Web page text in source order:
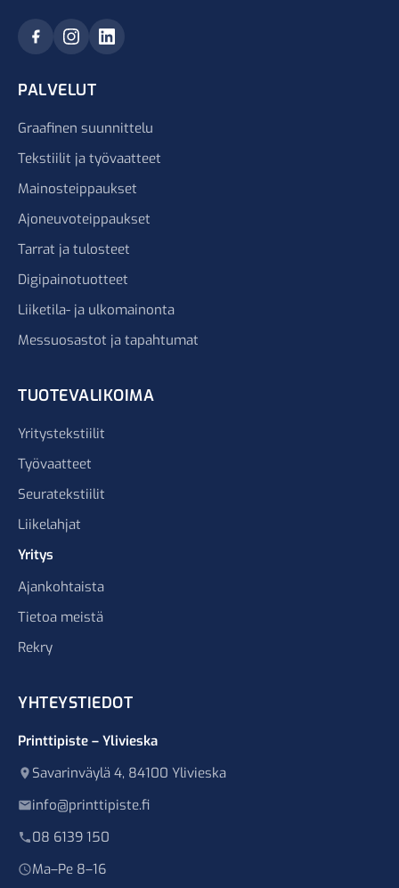
PALVELUT
Graafinen suunnittelu
Tekstiilit ja työvaatteet
Mainosteippaukset
Ajoneuvoteippaukset
Tarrat ja tulosteet
Digipainotuotteet
Liiketila- ja ulkomainonta
Messuosastot ja tapahtumat
TUOTEVALIKOIMA
Yritystekstiilit
Työvaatteet
Seuratekstiilit
Liikelahjat
Yritys
Ajankohtaista
Tietoa meistä
Rekry
YHTEYSTIEDOT
Printtipiste – Ylivieska
Savarinväylä 4, 84100 Ylivieska
info@printtipiste.fi
08 6139 150
Ma–Pe 8–16